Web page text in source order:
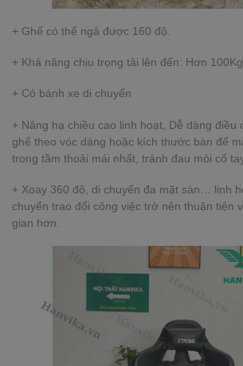
+ Ghế có thể ngả được 160 độ.
+ Khả năng chịu trọng tải lên đến: Hơn 100Kg
+ Có bánh xe di chuyển
+ Nâng hạ chiều cao linh hoạt, Dễ dàng điều
ghế theo vóc dáng hoặc kích thước bàn để
trong tầm thoải mái nhất, tránh đau mỏi cổ
+ Xoay 360 độ, di chuyển đa mặt sàn… linh
chuyển trao đổi công việc trở nên thuận tiện
gian hơn.